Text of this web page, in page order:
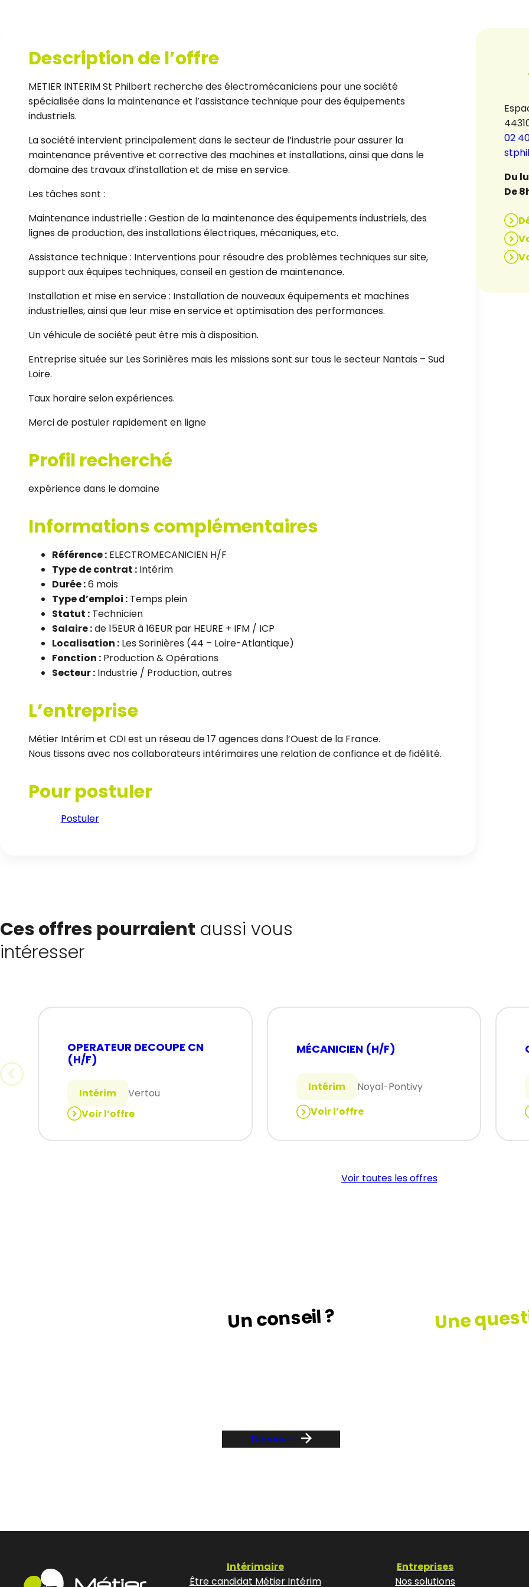
Description de l’offre
METIER INTERIM St Philbert recherche des électromécaniciens pour une société
spécialisée dans la maintenance et l’assistance technique pour des équipements
industriels.
La société intervient principalement dans le secteur de l’industrie pour assurer la
maintenance préventive et corrective des machines et installations, ainsi que dans le
domaine des travaux d’installation et de mise en service.
Les tâches sont :
Maintenance industrielle : Gestion de la maintenance des équipements industriels, des
lignes de production, des installations électriques, mécaniques, etc.
Assistance technique : Interventions pour résoudre des problèmes techniques sur site,
support aux équipes techniques, conseil en gestion de maintenance.
Installation et mise en service : Installation de nouveaux équipements et machines
industrielles, ainsi que leur mise en service et optimisation des performances.
Un véhicule de société peut être mis à disposition.
Entreprise située sur Les Sorinières mais les missions sont sur tous le secteur Nantais – Sud
Loire.
Taux horaire selon expériences.
Merci de postuler rapidement en ligne
Profil recherché
expérience dans le domaine
Informations complémentaires
Référence : ELECTROMECANICIEN H/F
Type de contrat : Intérim
Durée :6 mois
Type d’emploi : Temps plein
Statut : Technicien
Salaire :de 15EUR à 16EUR par HEURE + IFM / ICP
Localisation : Les Sorinières (44 – Loire-Atlantique)
Fonction : Production & Opérations
Secteur : Industrie / Production, autres
L’entreprise
Métier Intérim et CDI est un réseau de 17 agences dans l’Ouest de la France.
Nous tissons avec nos collaborateurs intérimaires une relation de confiance et de fidélité.
Pour postuler
Postuler
02
Du
De
Ces offres pourraient aussi vous
intéresser
OPERATEUR DECOUPE CN
(H/F)
Intérim
Vertou
Voir l’offre
:
MÉCANICIEN (H/F)
Intérim
Noyal-Pontivy
Voir l’offre
:
:
Voir toutes les offres
Un conseil ?
Découvrir
Une
Intérimaire
Être candidat Métier Intérim
Entreprises
Nos solutions